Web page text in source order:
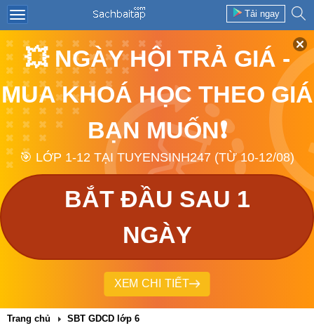
Tải ngay
💥 NGÀY HỘI TRẢ GIÁ -
MUA KHOÁ HỌC THEO GIÁ
BẠN MUỐN❗
🎯 LỚP 1-12 TẠI TUYENSINH247 (TỪ 10-12/08)
BẮT ĐẦU SAU 1
NGÀY
XEM CHI TIẾT
Trang chủ SBT GDCD lớp 6